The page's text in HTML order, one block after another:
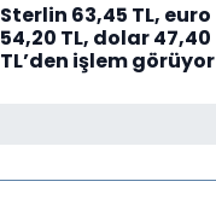
Sterlin 63,45 TL, euro
54,20 TL, dolar 47,40
TL’den işlem görüyor